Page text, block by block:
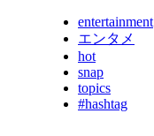
entertainment
エンタメ
hot
snap
topics
#hashtag